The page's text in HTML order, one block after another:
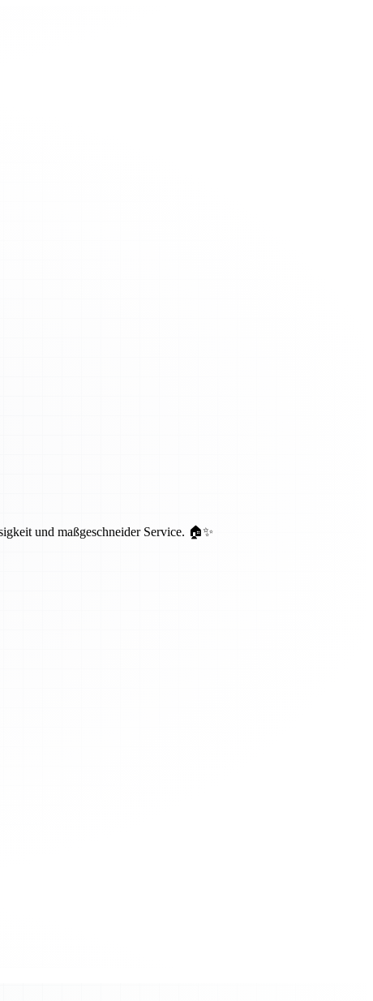
und maßgeschneider Service. 🏠✨